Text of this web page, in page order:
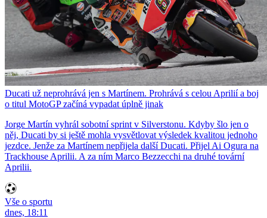
Ducati už neprohrává jen s Martínem. Prohrává s celou Aprilií a boj
o titul MotoGP začíná vypadat úplně jinak
Jorge Martín vyhrál sobotní sprint v Silverstonu. Kdyby šlo jen o
něj, Ducati by si ještě mohla vysvětlovat výsledek kvalitou jednoho
jezdce. Jenže za Martínem nepřijela další Ducati. Přijel Ai Ogura na
Trackhouse Aprilii. A za ním Marco Bezzecchi na druhé tovární
Aprilii.
Vše o sportu
dnes, 18:11